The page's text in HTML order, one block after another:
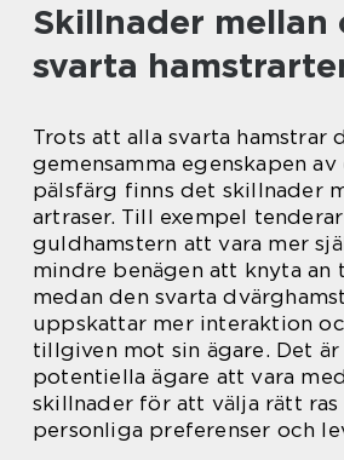
Skillnader mellan
svarta
Trots att alla svarta hamstrar
gemensamma egenskapen
pälsfärg finns det skillnader
artraser. Till exempel
guldhamstern att vara mer
mindre benägen att knyta an
medan den svarta
uppskattar mer interaktion
tillgiven mot sin ägare. Det
potentiella ägare att vara
skillnader för att välja rätt ras
personliga preferenser och